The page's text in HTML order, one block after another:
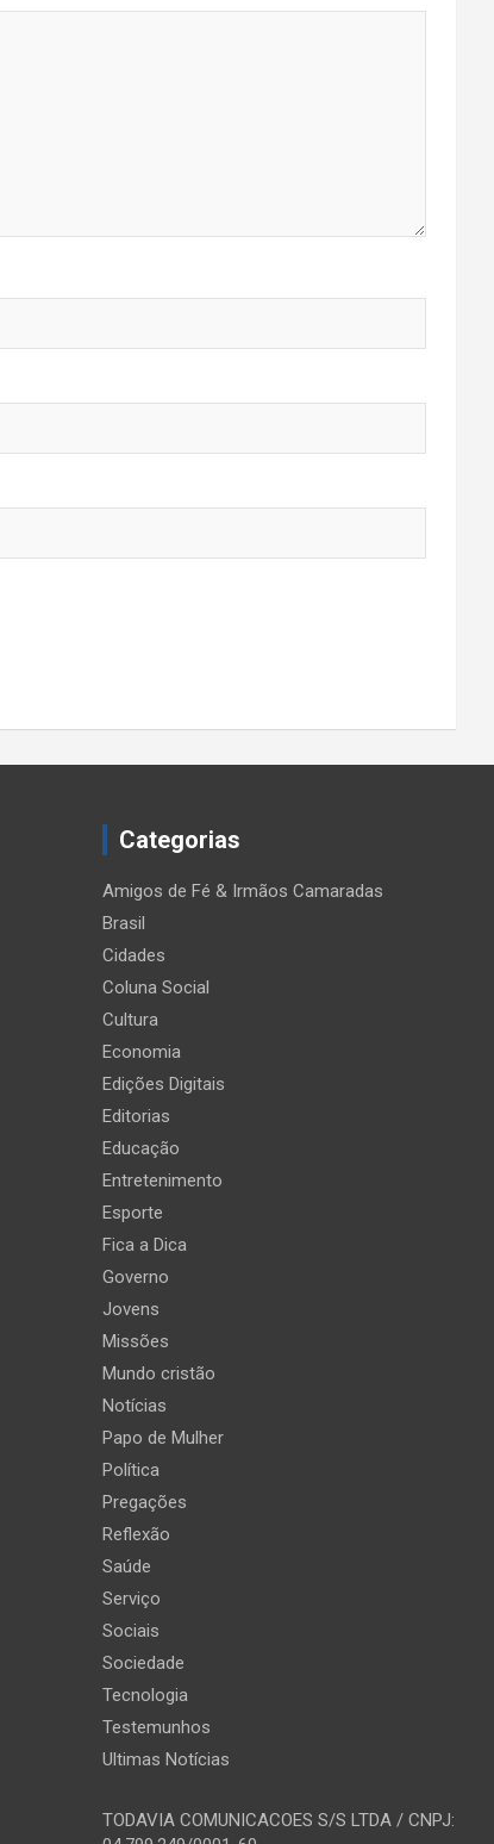
Categorias
Amigos de Fé & Irmãos Camaradas
Brasil
Cidades
Coluna Social
Cultura
Economia
Edições Digitais
Editorias
Educação
Entretenimento
Esporte
Fica a Dica
Governo
Jovens
Missões
Mundo cristão
Notícias
Papo de Mulher
Política
Pregações
Reflexão
Saúde
Serviço
Sociais
Sociedade
Tecnologia
Testemunhos
Ultimas Notícias
TODAVIA COMUNICACOES S/S LTDA / CNPJ: